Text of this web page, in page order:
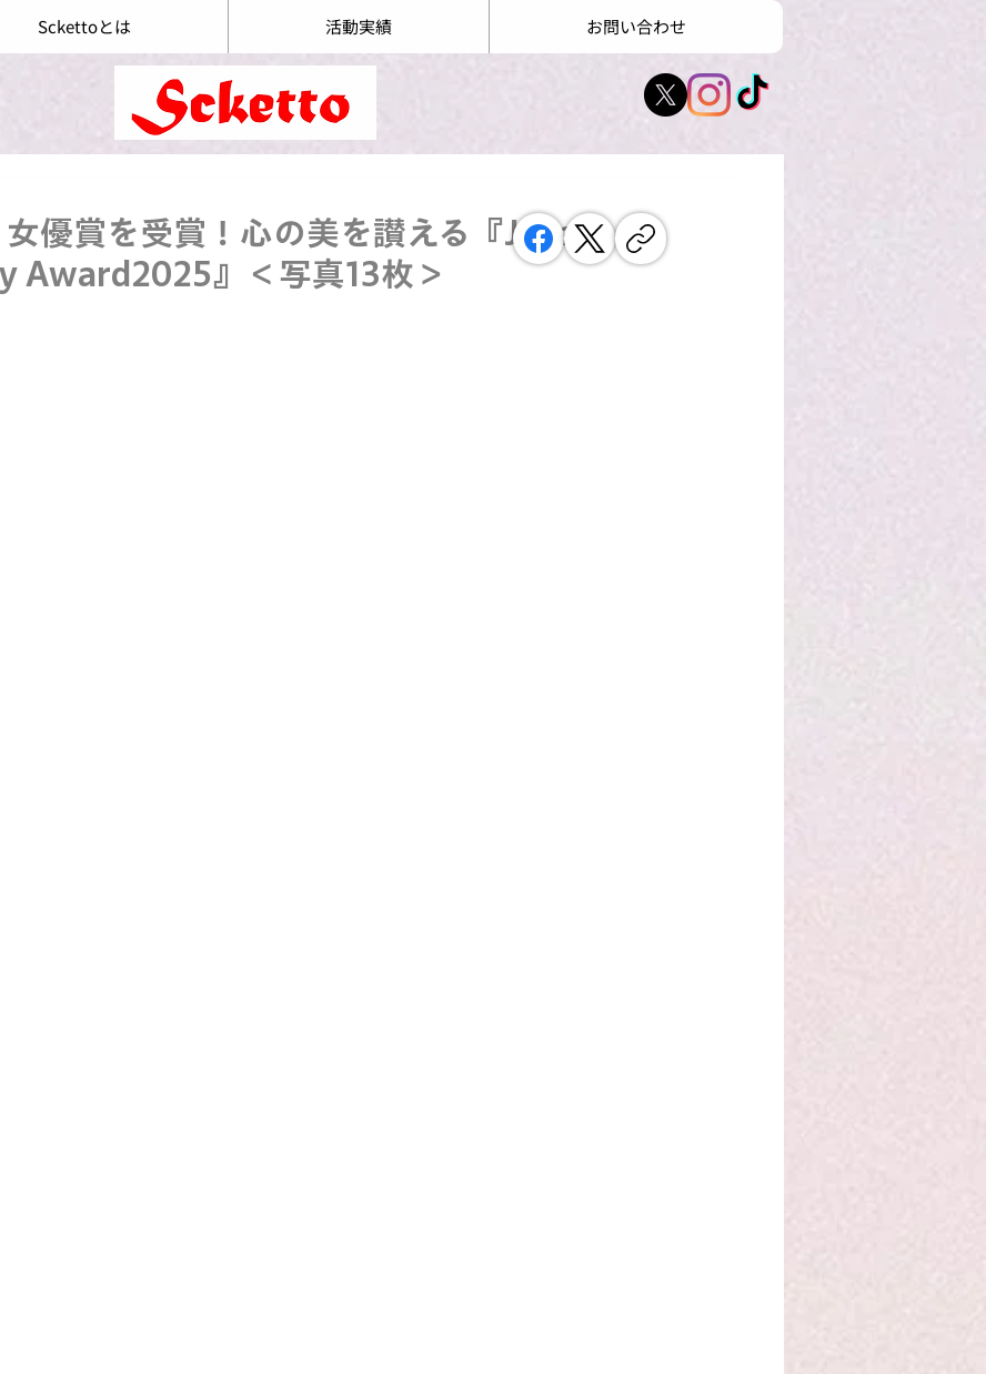
Sckettoとは 活動実績 お問い合わせ
優賞を受賞！心の美を讃える『Japan
Award2025』＜写真13枚＞